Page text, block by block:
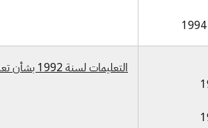
التعليمات لسنة 1992 بشأن تعديل تعليمات تشكيلات المركز القومي للحاسبات الإلكترونية رقم (1) لسنة 1989